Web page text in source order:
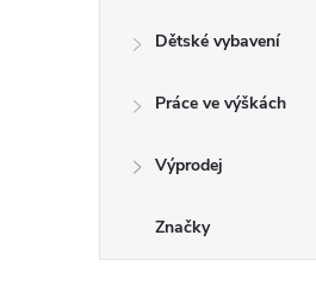
Dětské vybavení
Práce ve výškách
Výprodej
Značky